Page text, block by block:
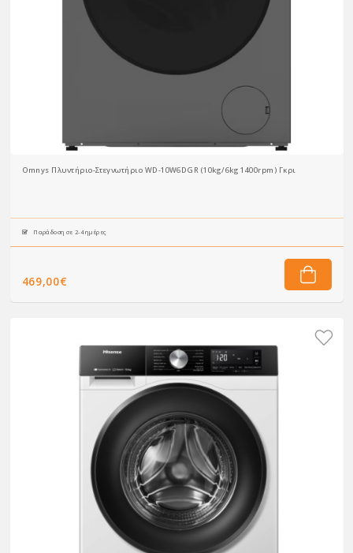
Omnys Πλυντήριο-Στεγνωτήριο WD-10W6DGR (10kg/6kg 1400rpm) Γκρι
Παράδοση σε 2-4 ημέρες
469,00€